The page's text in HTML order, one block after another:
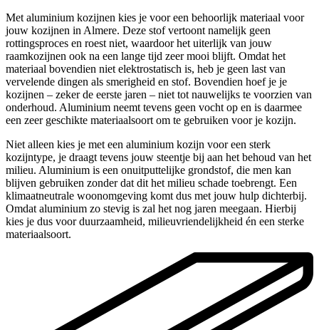
Met aluminium kozijnen kies je voor een behoorlijk materiaal voor
jouw kozijnen in Almere. Deze stof vertoont namelijk geen
rottingsproces en roest niet, waardoor het uiterlijk van jouw
raamkozijnen ook na een lange tijd zeer mooi blijft. Omdat het
materiaal bovendien niet elektrostatisch is, heb je geen last van
vervelende dingen als smerigheid en stof. Bovendien hoef je je
kozijnen – zeker de eerste jaren – niet tot nauwelijks te voorzien van
onderhoud. Aluminium neemt tevens geen vocht op en is daarmee
een zeer geschikte materiaalsoort om te gebruiken voor je kozijn.
Niet alleen kies je met een aluminium kozijn voor een sterk
kozijntype, je draagt tevens jouw steentje bij aan het behoud van het
milieu. Aluminium is een onuitputtelijke grondstof, die men kan
blijven gebruiken zonder dat dit het milieu schade toebrengt. Een
klimaatneutrale woonomgeving komt dus met jouw hulp dichterbij.
Omdat aluminium zo stevig is zal het nog jaren meegaan. Hierbij
kies je dus voor duurzaamheid, milieuvriendelijkheid én een sterke
materiaalsoort.